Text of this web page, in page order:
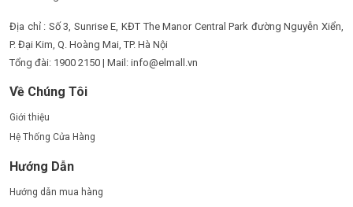
Địa chỉ : Số 3, Sunrise E, KĐT The Manor Central Park đường Nguyễn Xiển,
P. Đại Kim, Q. Hoàng Mai, TP. Hà Nội
Tổng đài: 1900 2150 | Mail: info@elmall.vn
Về Chúng Tôi
Giới thiệu
Hệ Thống Cửa Hàng
Hướng Dẫn
Hướng dẫn mua hàng